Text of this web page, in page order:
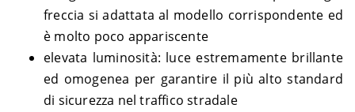
Harley-
Davidson
1690 Low Rider FXDL – GNM
Harley-
Davidson
DYNA
1690 Street Bob FXDB ABS –
GXM
2014-
2017
Harley-
Davidson
1690 Super Glide Custom
FXDC ABS – GVM
freccia si adattata al modello corrispondente ed
è molto poco appariscente
elevata luminosità: luce estremamente brillante
ed omogenea per garantire il più alto standard
di sicurezza nel traffico stradale